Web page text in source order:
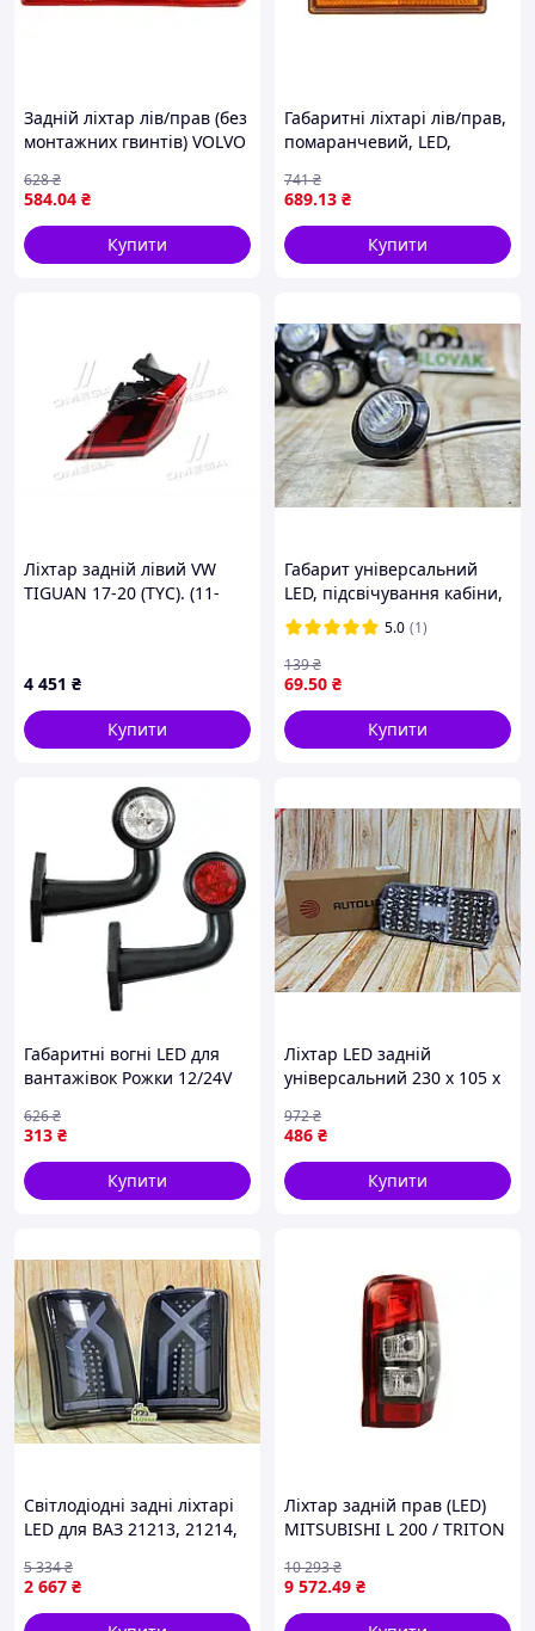
Задній ліхтар лів/прав (без
монтажних гвинтів) VOLVO
08.98- TRUCKLIGHT TL-
VO001R/L
584.04 ₴
628₴
Купити
Габаритні ліхтарі лів/прав,
помаранчевий, LED,
103мм, глибина 38/103мм,
випукла, 24В (всередині
багажника між
689.13 ₴
741₴
Купити
Ліхтар задній лівий VW
TIGUAN 17-20 (TYC). (11-
4 451 ₴
Купити
Габарит універсальний
LED, підсвічування кабіни,
Білий ліхтар Круглий (0.75
дюйм) 2,5см
5.0 (1)
69.50 ₴
139₴
Купити
Габаритні вогні LED для
вантажівок Рожки 12/24V
Білий 2 шт (Л 055)
313 ₴
626₴
Купити
Ліхтар LED задній
універсальний 230 х 105 х
Вольт
486 ₴
972₴
Купити
Світлодіодні задні ліхтарі
LED для ВАЗ 21213, 21214,
оригінал)
2 667 ₴
5 334₴
Ліхтар задній прав (LED)
MITSUBISHI L 200 / TRITON
9 572.49 ₴
10 293₴